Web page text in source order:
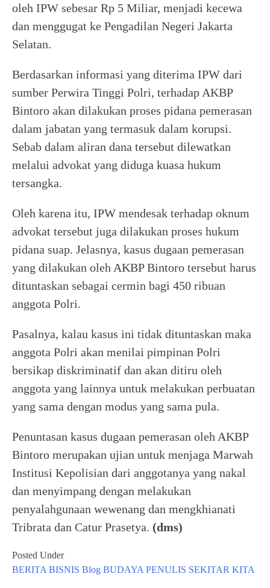
oleh IPW sebesar Rp 5 Miliar, menjadi kecewa
dan menggugat ke Pengadilan Negeri Jakarta
Selatan.
Berdasarkan informasi yang diterima IPW dari
sumber Perwira Tinggi Polri, terhadap AKBP
Bintoro akan dilakukan proses pidana pemerasan
dalam jabatan yang termasuk dalam korupsi.
Sebab dalam aliran dana tersebut dilewatkan
melalui advokat yang diduga kuasa hukum
tersangka.
Oleh karena itu, IPW mendesak terhadap oknum
advokat tersebut juga dilakukan proses hukum
pidana suap. Jelasnya, kasus dugaan pemerasan
yang dilakukan oleh AKBP Bintoro tersebut harus
dituntaskan sebagai cermin bagi 450 ribuan
anggota Polri.
Pasalnya, kalau kasus ini tidak dituntaskan maka
anggota Polri akan menilai pimpinan Polri
bersikap diskriminatif dan akan ditiru oleh
anggota yang lainnya untuk melakukan perbuatan
yang sama dengan modus yang sama pula.
Penuntasan kasus dugaan pemerasan oleh AKBP
Bintoro merupakan ujian untuk menjaga Marwah
Institusi Kepolisian dari anggotanya yang nakal
dan menyimpang dengan melakukan
penyalahgunaan wewenang dan mengkhianati
Tribrata dan Catur Prasetya. (dms)
Posted Under
BERITA BISNIS Blog BUDAYA PENULIS SEKITAR KITA